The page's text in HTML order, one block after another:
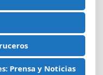
Prensa y Noticias